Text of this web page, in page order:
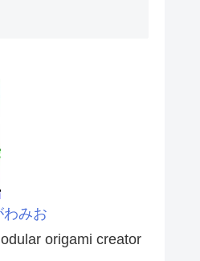
わみお
origami creator